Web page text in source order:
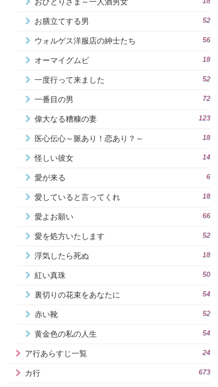
おひとりさま～一人酒男女
お膳立てする男 52
ウォルゲス洋服店の紳士たち 56
オーマイグムビ 18
一度行って来ました 52
一番目の男 72
偉大なる糟糠の妻 123
医心伝心～脈あり！恋あり？～ 18
怪しい彼女 14
愛が来る 6
愛していると言ってくれ 18
愛よお願い 66
愛を処方いたします 52
浮気したら死ぬ 18
紅い真珠 50
裏切りの花束をあなたに 54
赤い靴 52
黄金色の私の人生 54
ア行あらすじ一覧 24
カ行 673